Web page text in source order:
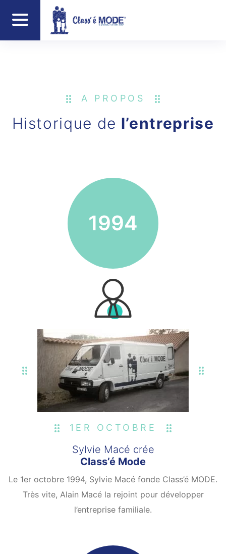
A PROPOS
Historique de l’entreprise
1ER OCTOBRE
Sylvie Macé crée
Class’é Mode
Le 1er octobre 1994, Sylvie Macé fonde Class’é MODE.
Très vite, Alain Macé la rejoint pour développer
l’entreprise familiale.
1994